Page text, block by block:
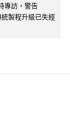
專訪，警告
製程升級已失經